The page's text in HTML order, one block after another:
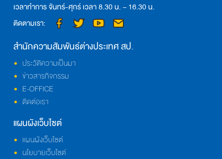
เวลาทำการ จันทร์-ศุกร์ เวลา 8.30 น. – 16.30 น.
ติดตามเรา:
สำนักความสัมพันธ์ต่างประเทศ สป.
ประวัติความเป็นมา
ข่าวสารกิจกรรม
E-OFFICE
ติดต่อเรา
แผนผังเว็บไซต์
แผนผังเว็บไซต์
นโยบายเว็บไซต์